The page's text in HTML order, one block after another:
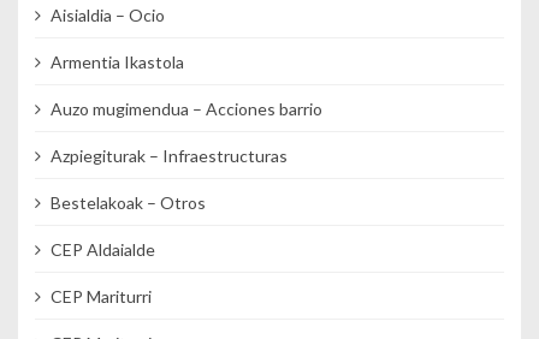
Aisialdia – Ocio
Armentia Ikastola
Auzo mugimendua – Acciones barrio
Azpiegiturak – Infraestructuras
Bestelakoak – Otros
CEP Aldaialde
CEP Mariturri